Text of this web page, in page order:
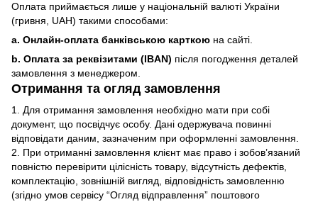
Оплата приймається лише у національній валюті України
(гривня, UAH) такими способами:
a. Онлайн-оплата банківською карткою на сайті.
b. Оплата за реквізитами (IBAN) після погодження деталей
замовлення з менеджером.
Отримання та огляд замовлення
1. Для отримання замовлення необхідно мати при собі
документ, що посвідчує особу. Дані одержувача повинні
відповідати даним, зазначеним при оформленні замовлення.
2. При отриманні замовлення клієнт має право і зобов’язаний
повністю перевірити цілісність товару, відсутність дефектів,
комплектацію, зовнішній вигляд, відповідність замовленню
(згідно умов сервісу “Огляд відправлення” поштового